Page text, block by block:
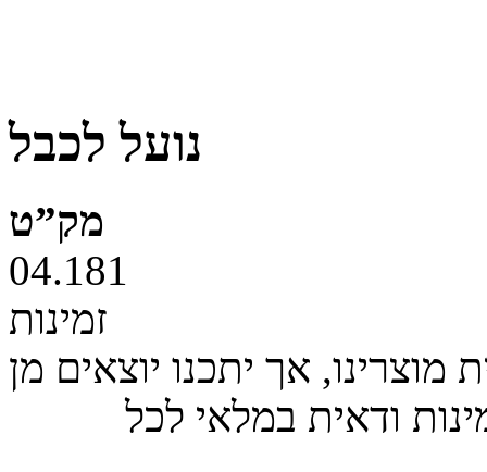
נועל לכבל
מק”ט
04.181
זמינות
אך יתכנו יוצאים מן
ודאית במלאי לכל